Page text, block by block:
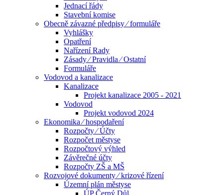
Jednací řády
Stavební komise
Obecně závazné předpisy ⁄ formuláře
Vyhlášky
Opatření
Nařízení Rady
Zásady ⁄ Pravidla ⁄ Ostatní
Formuláře
Vodovod a kanalizace
Kanalizace
Projekt kanalizace 2005 - 2021
Vodovod
Projekt vodovod 2024
Ekonomika ⁄ hospodaření
Rozpočty ⁄ Účty
Rozpočet městyse
Rozpočtový výhled
Závěrečné účty
Rozpočty ZŠ a MŠ
Rozvojové dokumenty ⁄ krizové řízení
Územní plán městyse
ÚP Černý Důl